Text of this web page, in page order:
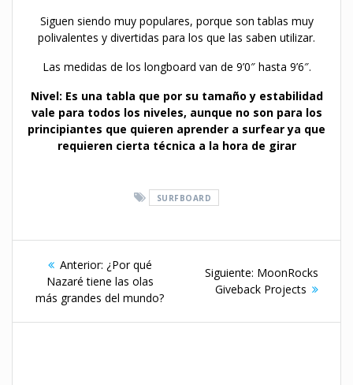
Siguen siendo muy populares, porque son tablas muy
polivalentes y divertidas para los que las saben utilizar.
Las medidas de los longboard van de 9’0″ hasta 9’6″.
Nivel: Es una tabla que por su tamaño y estabilidad
vale para todos los niveles, aunque no son para los
principiantes que quieren aprender a surfear ya que
requieren cierta técnica a la hora de girar
SURFBOARD
Navegación
de
entradas
Anterior: Entrada
anterior:
¿Por qué
Nazaré tiene las olas
más grandes del mundo?
Siguiente: Siguiente
entrada:
MoonRocks
Giveback Projects